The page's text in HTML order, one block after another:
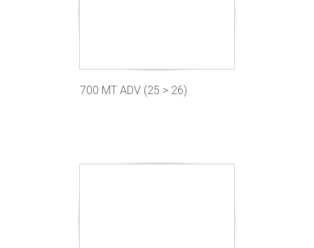
700 MT ADV (25 > 26)